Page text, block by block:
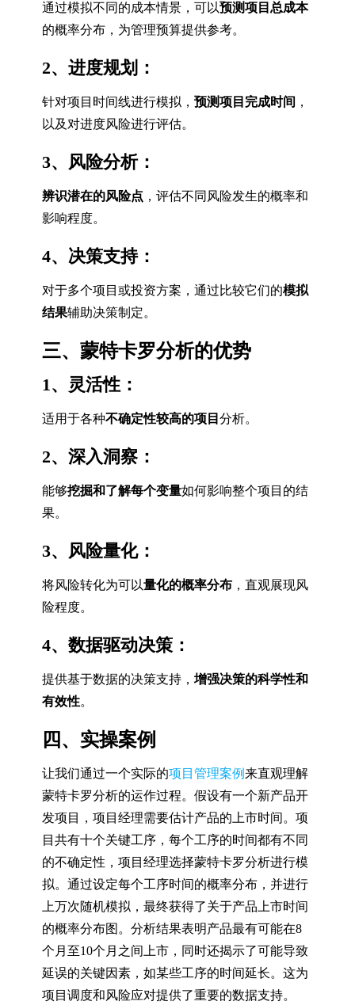
通过模拟不同的成本情景，可以预测项目总成本
的概率分布，为管理预算提供参考。
2、进度规划：
针对项目时间线进行模拟， 预测项目完成时间 ，
以及对进度风险进行评估。
3、风险分析：
辨识潜在的风险点 ，评估不同风险发生的概率和
影响程度。
4、决策支持：
对于多个项目或投资方案，通过比较它们的模拟
结果辅助决策制定。
三、蒙特卡罗分析的优势
1、灵活性：
适用于各种不确定性较高的项目 分析。
2、深入洞察：
能够挖掘和了解每个变量如何影响整个项目的结
果。
3、风险量化：
将风险转化为可以量化的概率分布，直观展现风
险程度。
4、数据驱动决策：
提供基于数据的决策支持， 增强决策的科学性和
有效性。
四、实操案例
让我们通过一个实际的项目管理案例来直观理解
蒙特卡罗分析的运作过程。假设有一个新产品开
发项目，项目经理需要估计产品的上市时间。项
目共有十个关键工序，每个工序的时间都有不同
的不确定性，项目经理选择蒙特卡罗分析进行模
拟。通过设定每个工序时间的概率分布，并进行
上万次随机模拟，最终获得了关于产品上市时间
的概率分布图。分析结果表明产品最有可能在8
个月至10个月之间上市，同时还揭示了可能导致
延误的关键因素，如某些工序的时间延长。这为
项目调度和风险应对提供了重要的数据支持。